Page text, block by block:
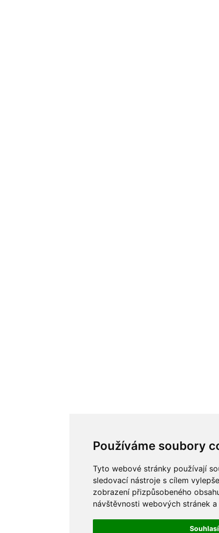
Používáme soubory
Tyto webové stránky používají
sledovací nástroje s cílem
zobrazení přizpůsobeného
návštěvnosti webových stránek